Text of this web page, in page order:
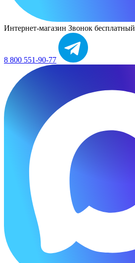
Интернет-магазин Звонок бесплатный
8 800 551-90-77